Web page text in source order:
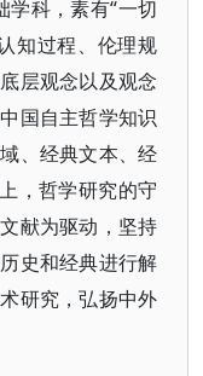
学科，素有“一切
知过程、伦理规
层观念以及观念
国自主哲学知识
、经典文本、经
，哲学研究的守
献为驱动，坚持
史和经典进行解
研究，弘扬中外